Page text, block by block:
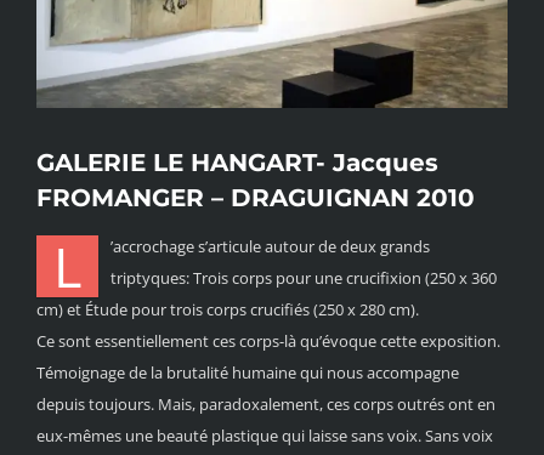
GALERIE LE HANGART- Jacques
FROMANGER – DRAGUIGNAN 2010
L
’accrochage s’articule autour de deux grands
triptyques: Trois corps pour une crucifixion (250 x 360
cm) et Étude pour trois corps crucifiés (250 x 280 cm).
Ce sont essentiellement ces corps-là qu’évoque cette exposition.
Témoignage de la brutalité humaine qui nous accompagne
depuis toujours. Mais, paradoxalement, ces corps outrés ont en
eux-mêmes une beauté plastique qui laisse sans voix. Sans voix